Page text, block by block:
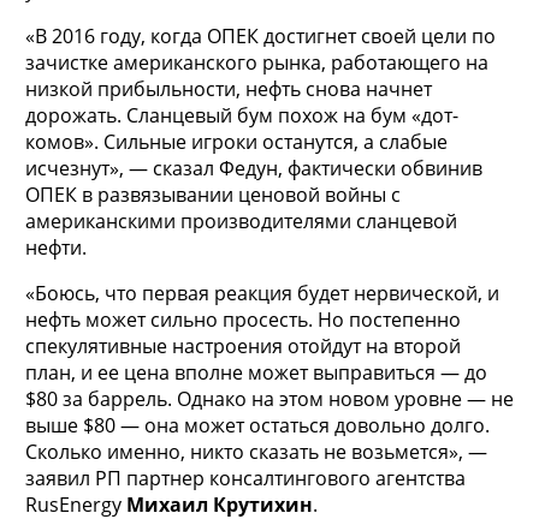
«В 2016 году, когда ОПЕК достигнет своей цели по
зачистке американского рынка, работающего на
низкой прибыльности, нефть снова начнет
дорожать. Сланцевый бум похож на бум «дот-
комов». Сильные игроки останутся, а слабые
исчезнут», — сказал Федун, фактически обвинив
ОПЕК в развязывании ценовой войны с
американскими производителями сланцевой
нефти.
«Боюсь, что первая реакция будет нервической, и
нефть может сильно просесть. Но постепенно
спекулятивные настроения отойдут на второй
план, и ее цена вполне может выправиться — до
$80 за баррель. Однако на этом новом уровне — не
выше $80 — она может остаться довольно долго.
Сколько именно, никто сказать не возьмется», —
заявил РП партнер консалтингового агентства
RusEnergy Михаил Крутихин.